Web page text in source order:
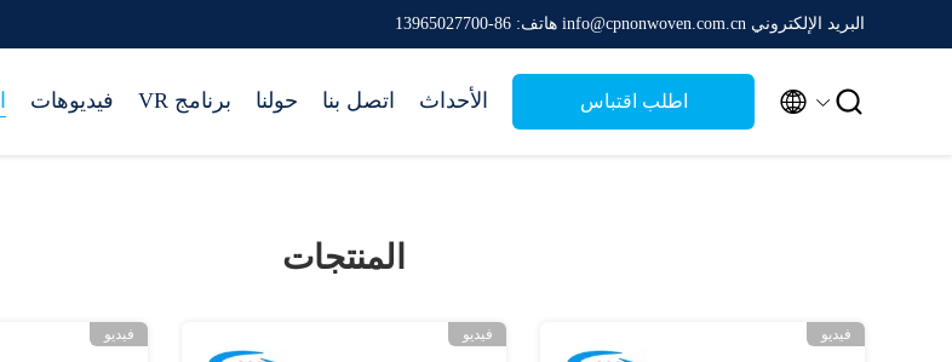
البريد الإلكتروني info@cpnonwoven.com.cn هاتف: 86-13965027700
فيديوهات برنامج VR حولنا اتصل بنا الأحداث اطلب اقتباس  
المنتجات
فيديو فيديو فيديو